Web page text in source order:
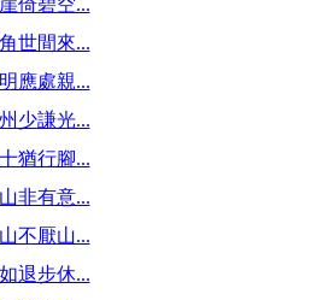
世間來...
應處親...
少謙光...
猶行腳...
非有意...
不厭山...
退步休...